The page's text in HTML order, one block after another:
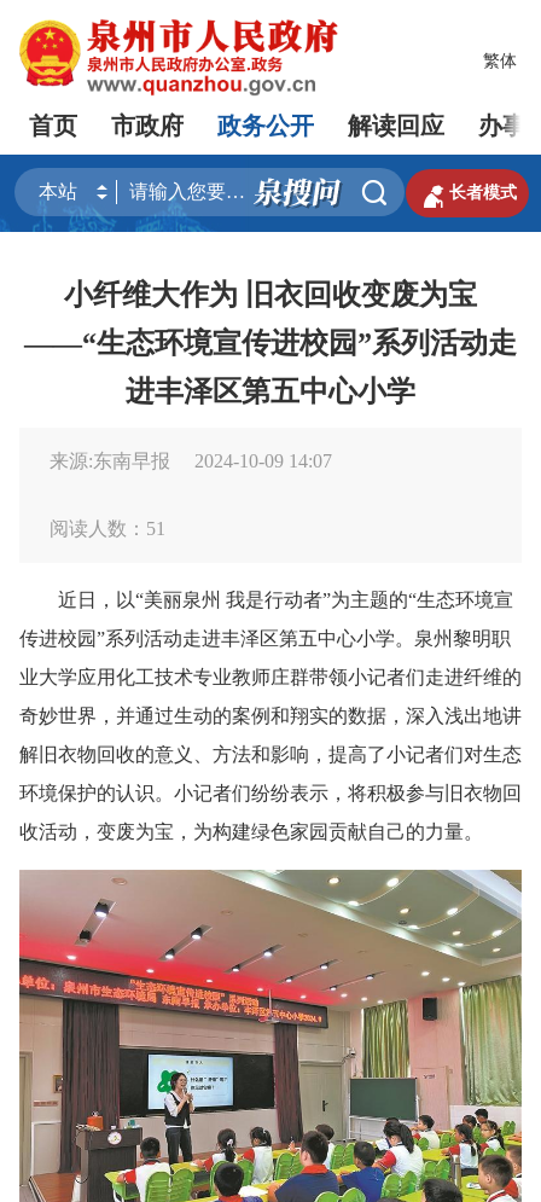
繁体
首页 市政府 政务公开 解读回应 办事
  长者模式
小纤维大作为 旧衣回收变废为宝
——“生态环境宣传进校园”系列活动走
进丰泽区第五中心小学
来源:东南早报 2024-10-09 14:07
阅读人数： 51
近日，以“美丽泉州 我是行动者”为主题的“生态环境宣
传进校园”系列活动走进丰泽区第五中心小学。泉州黎明职
业大学应用化工技术专业教师庄群带领小记者们走进纤维的
奇妙世界，并通过生动的案例和翔实的数据，深入浅出地讲
解旧衣物回收的意义、方法和影响，提高了小记者们对生态
环境保护的认识。小记者们纷纷表示，将积极参与旧衣物回
收活动，变废为宝，为构建绿色家园贡献自己的力量。